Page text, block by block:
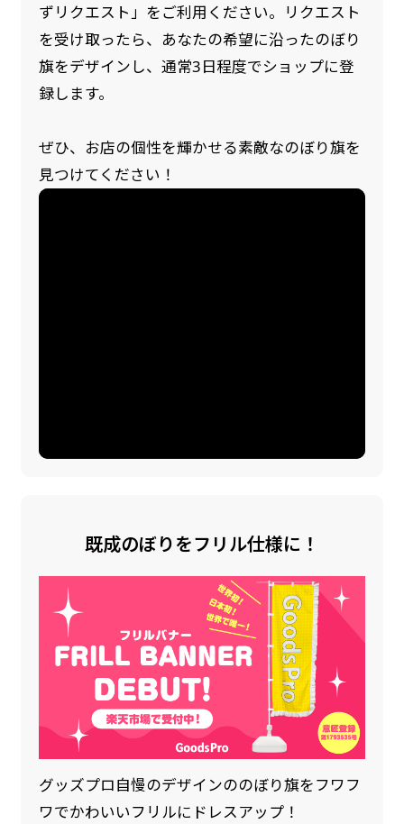
ずリクエスト」をご利用ください。リクエスト
を受け取ったら、あなたの希望に沿ったのぼり
旗をデザインし、通常3日程度でショップに登
録します。
ぜひ、お店の個性を輝かせる素敵なのぼり旗を
見つけてください！
既成のぼりをフリル仕様に！
グッズプロ自慢のデザインののぼり旗をフワフ
ワでかわいいフリルにドレスアップ！